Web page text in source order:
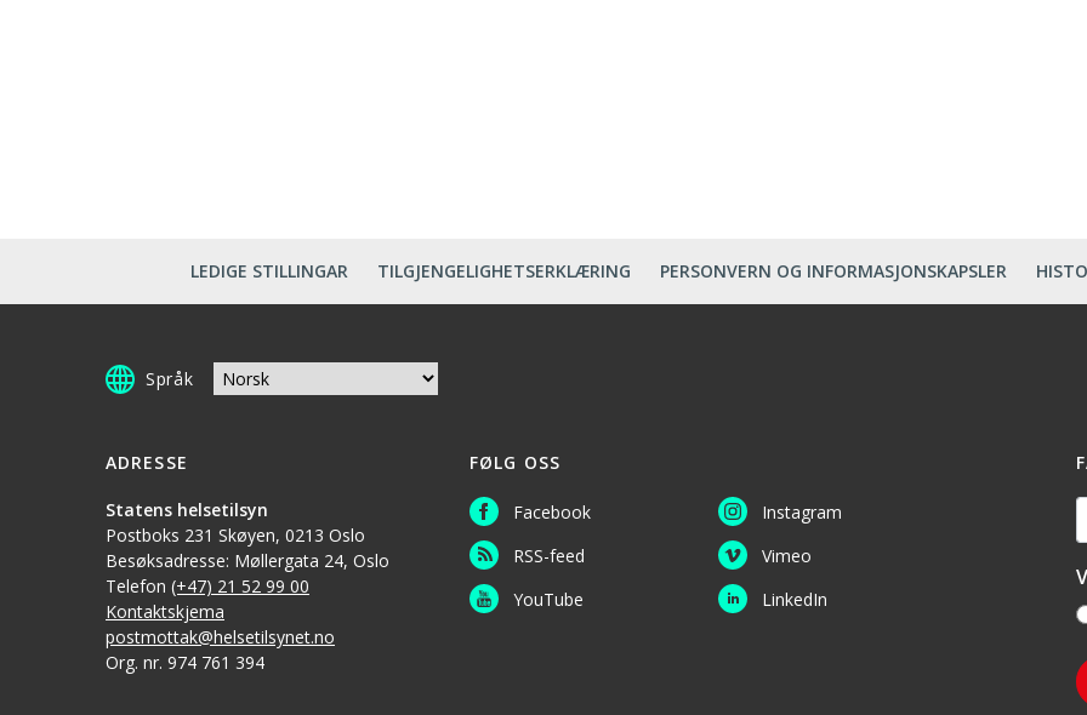
LEDIGE STILLINGAR TILGJENGELIGHETSERKLÆRING PERSONVERN OG INFORMASJONSKAPSLER
Språk
ADRESSE
Statens helsetilsyn
Postboks 231 Skøyen, 0213 Oslo
Besøksadresse: Møllergata 24, Oslo
Telefon (+47) 21 52 99 00
Kontaktskjema
postmottak@helsetilsynet.no
Org. nr. 974 761 394
FØLG OSS
Facebook
RSS-feed
YouTube
Instagram
Vimeo
LinkedIn